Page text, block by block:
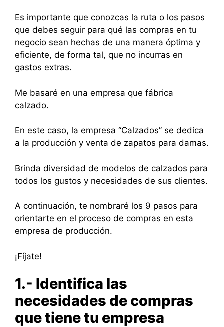
Es importante que conozcas la ruta o los pasos
que debes seguir para qué las compras en tu
negocio sean hechas de una manera óptima y
eficiente, de forma tal, que no incurras en
gastos extras.
Me basaré en una empresa que fábrica
calzado.
En este caso, la empresa “Calzados” se dedica
a la producción y venta de zapatos para damas.
Brinda diversidad de modelos de calzados para
todos los gustos y necesidades de sus clientes.
A continuación, te nombraré los 9 pasos para
orientarte en el proceso de compras en esta
empresa de producción.
¡Fíjate!
1.- Identifica las
necesidades de compras
que tiene tu empresa